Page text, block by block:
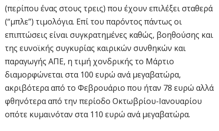
(περίπου ένας στους τρεις) που έχουν επιλέξει σταθερά
(“μπλε”) τιμολόγια. Επί του παρόντος πάντως οι
επιπτώσεις είναι συγκρατημένες καθώς, βοηθούσης και
της ευνοϊκής συγκυρίας καιρικών συνθηκών και
παραγωγής ΑΠΕ, η τιμή χονδρικής το Μάρτιο
διαμορφώνεται στα 100 ευρώ ανά μεγαβατώρα,
ακριβότερα από το Φεβρουάριο που ήταν 78 ευρώ αλλά
φθηνότερα από την περίοδο Οκτωβρίου-Ιανουαρίου
οπότε κυμαινόταν στα 110 ευρώ ανά μεγαβατώρα.